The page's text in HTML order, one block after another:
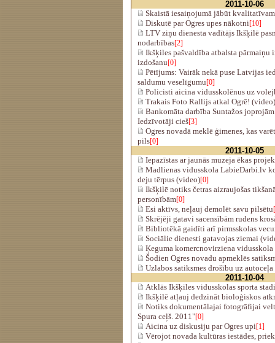
2011-10-06
Skaistā iesaiņojumā jābūt
Diskutē par Ogres upes nākotni[10]
LTV ziņu dienesta vadītājs Ikšķilē
nodarbības[2]
Ikšķiles pašvaldība atbalsta pārmaiņu
izdošanu[0]
Pētījums: Vairāk nekā puse Latvijas
saldumu veselīgumu[0]
Policisti aicina vidusskolēnus uz
Trakais Foto Rallijs atkal Ogrē! (video)
Bankomāta darbība Suntažos
Iedzīvotāji cieš[3]
Ogres novadā meklē ģimenes, kas
pils[0]
2011-10-05
Iepazīstas ar jaunās muzeja ēkas
Madlienas vidusskola LabieDarbi.lv
deju tērpus (video)[0]
Ikšķilē notiks četras aizraujošas
personībām[0]
Esi aktīvs, neļauj demolēt savu pilsētu
Skrējēji gatavi sacensībām rudens
Bibliotēkā gaidīti arī pirmsskolas
Sociālie dienesti gatavojas ziemai
Ķeguma komercnovirziena vidusskola
Šodien Ogres novadu apmeklēs
Uzlabos satiksmes drošību uz
2011-10-04
Atklās Ikšķiles vidusskolas sporta
Ikšķilē atļauj dedzināt bioloģiskos
Notiks dokumentālajai fotogrāfijai
Spura ceļš. 2011"[0]
Aicina uz diskusiju par Ogres upi[1]
Vērojot novada kultūras iestādes,